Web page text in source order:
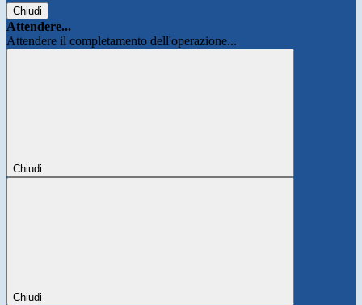
Chiudi
Attendere...
Attendere il completamento dell'operazione...
Chiudi
Chiudi